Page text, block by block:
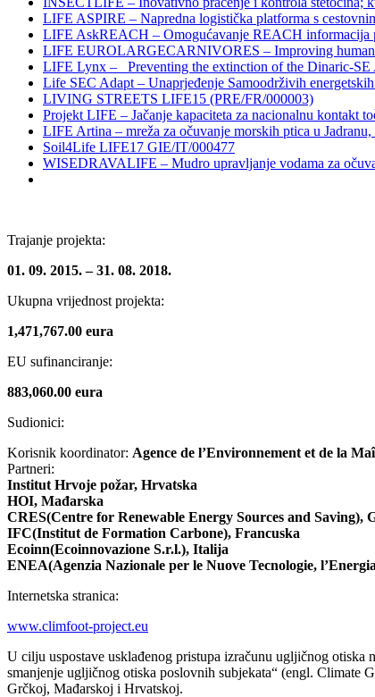
LIFE ASPIRE – Napredna logistička platforma s
LIFE AskREACH – Omogućavanje REACH informacija
LIFE EUROLARGECARNIVORES – Improving human
LIFE Lynx – Preventing the extinction of the Dinaric-SE
Life SEC Adapt – Unaprjeđenje Samoodrživih
LIVING STREETS LIFE15 (PRE/FR/000003)
Projekt LIFE – Jačanje kapaciteta za nacionalnu kontakt
LIFE Artina – mreža za očuvanje morskih ptica u
Soil4Life LIFE17 GIE/IT/000477
WISEDRAVALIFE – Mudro upravljanje vodama za
Trajanje projekta:
01. 09. 2015. – 31. 08. 2018.
Ukupna vrijednost projekta:
1,471,767.00 eura
EU sufinanciranje:
883,060.00 eura
Sudionici:
Korisnik koordinator: Agence de l’Environnement et de la
Partneri:
Institut Hrvoje požar, Hrvatska
HOI, Mađarska
CRES(Centre for Renewable Energy Sources and Saving),
IFC(Institut de Formation Carbone), Francuska
Ecoinn(Ecoinnovazione S.r.l.), Italija
ENEA(Agenzia Nazionale per le Nuove Tecnologie,
Internetska stranica:
www.climfoot-project.eu
U cilju uspostave usklađenog pristupa izračunu ugljičnog
smanjenje ugljičnog otiska poslovnih subjekata“ (engl. Climate
Grčkoj, Mađarskoj i Hrvatskoj.